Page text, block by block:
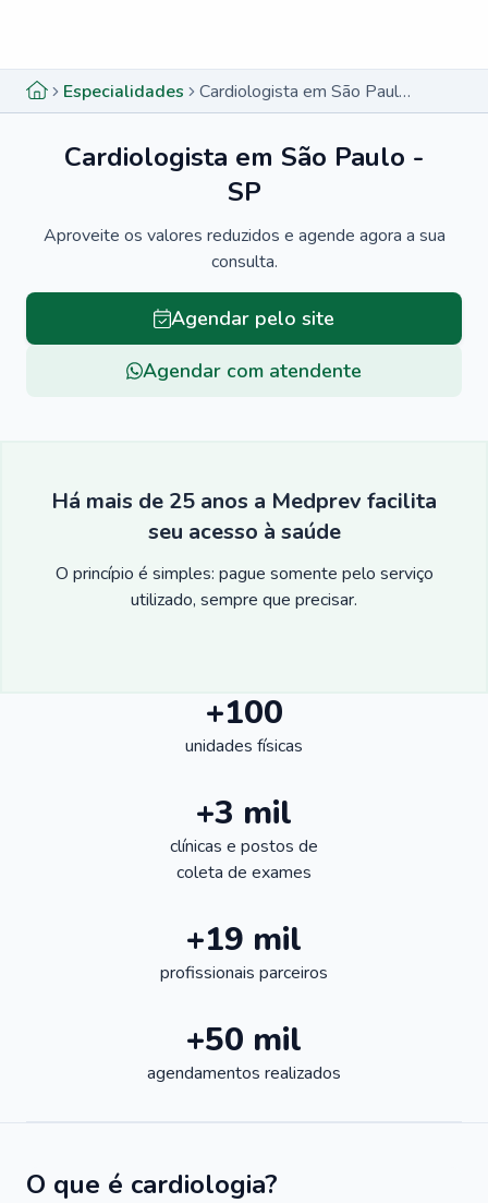
Especialidades Cardiologista em São Paulo - SP
Cardiologista em São Paulo -
SP
Aproveite os valores reduzidos e agende agora a sua
consulta.
Agendar pelo site
Agendar com atendente
Há mais de 25 anos a Medprev facilita
seu acesso à saúde
O princípio é simples: pague somente pelo serviço
utilizado, sempre que precisar.
+100
unidades físicas
+3 mil
clínicas e postos de
coleta de exames
+19 mil
profissionais parceiros
+50 mil
agendamentos realizados
O que é cardiologia?